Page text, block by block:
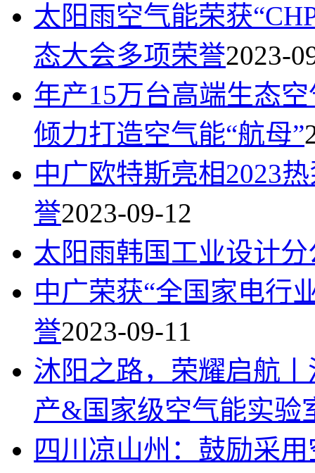
太阳雨空气能荣获
态大会多项荣誉2023-
年产15万台高端生态
倾力打造空气能“航母”
中广欧特斯亮相2023
誉2023-09-12
太阳雨韩国工业设计
中广荣获“全国家电行
誉2023-09-11
沐阳之路，荣耀启航
产&国家级空气能实验
四川凉山州：鼓励采